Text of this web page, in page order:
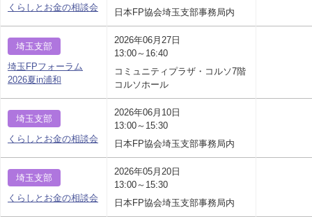
くらしとお金の相談会
日本FP協会埼玉支部事務局内
埼玉支部
埼玉FPフォーラム
2026夏in浦和
2026年06月27日
13:00～16:40
コミュニティプラザ・コルソ7階
コルソホール
埼玉支部
くらしとお金の相談会
2026年06月10日
13:00～15:30
日本FP協会埼玉支部事務局内
埼玉支部
くらしとお金の相談会
2026年05月20日
13:00～15:30
日本FP協会埼玉支部事務局内